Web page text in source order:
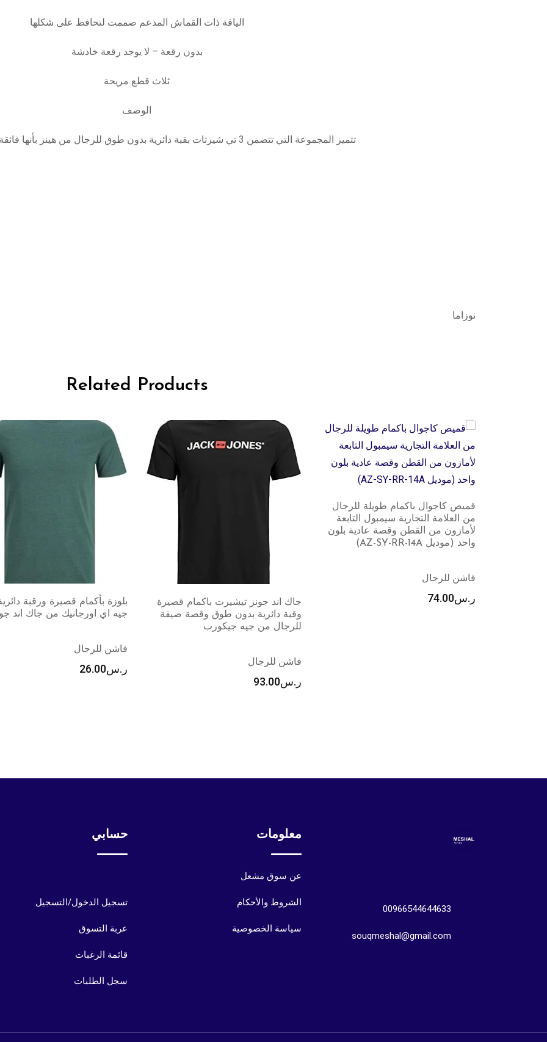
الياقة ذات القماش المدعم صممت لتحافظ على شكلها
بدون رقعة – لا يوجد رقعة خادشة
ثلاث قطع مريحة
الوصف
تتميز المجموعة التي تتضمن 3 تي شيرتات بقبة دائرية بدون طوق للرجال من هينز بأنها فائقة النعومة وتدوم طويلًا
نوزاما
Related Products
جاك اند جونز تيشيرت باكمام قصيرة
بلوزة بأكمام قصيرة ورقبة دائرية جيه
جيه اي اورجانيك من جاك اند جونز
ر.س26.00
جولف رياضي باكمام قصيرة
00966544644633
souqmeshal@gmail.com
معلومات
عن سوق مشعل
الشروط والأحكام
سياسة الخصوصية
حسابي
تسجيل الدخول/التسجيل
عربة التسوق
قائمة الرغبات
سجل الطلبات